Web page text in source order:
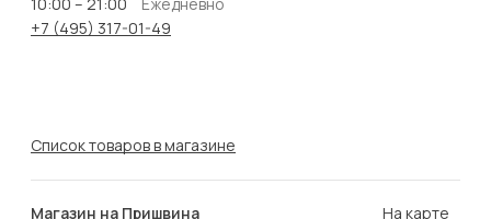
+7 (495) 317-01-49
Список товаров в магазине
Магазин на Пришвина
На карте